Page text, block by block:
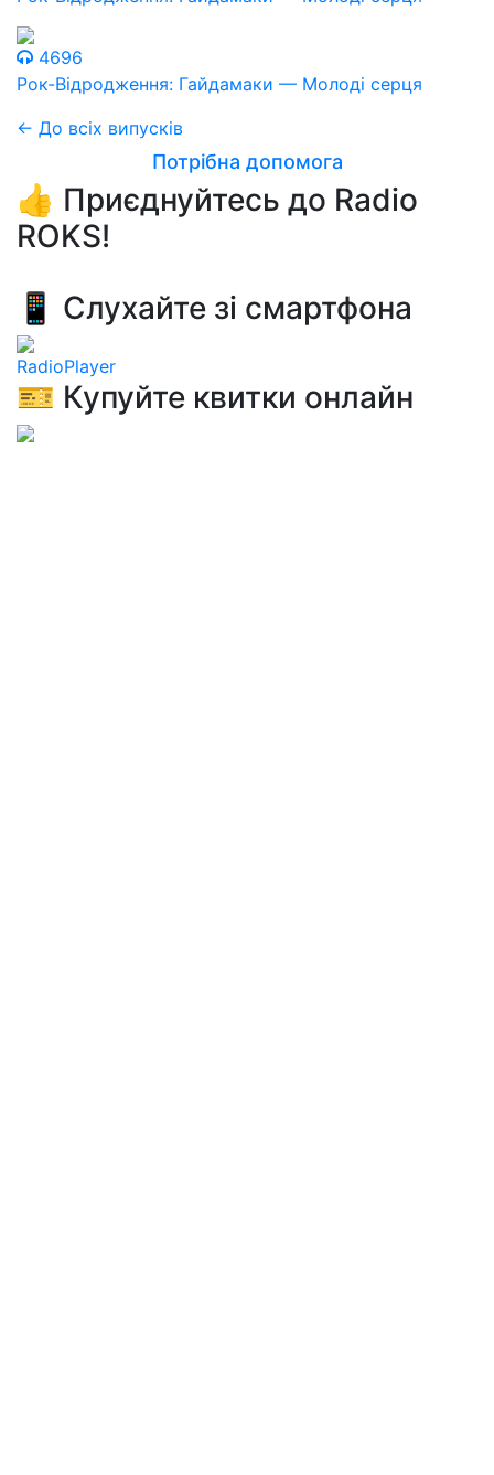
4696
Рок-Відродження: Гайдамаки — Молоді серця
← До всіх випусків
Потрібна допомога
👍 Приєднуйтесь до Radio
ROKS!
📱 Слухайте зі смартфона
RadioPlayer
🎫 Купуйте квитки онлайн